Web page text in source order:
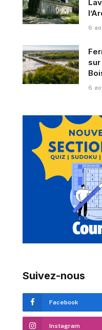
6
sur
6
Suivez-nous
Facebook
Instagram